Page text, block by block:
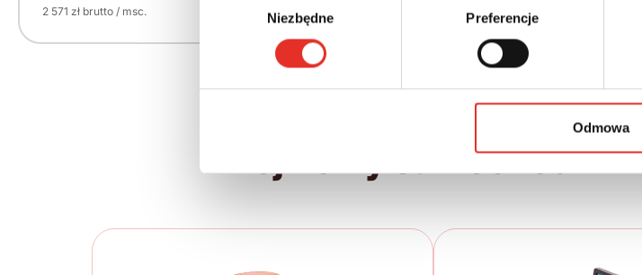
Niezbędne Preferencje
Odmowa
2 571 zł brutto / msc. 3 047 zł brutto / msc.
Twój nowy samochód w